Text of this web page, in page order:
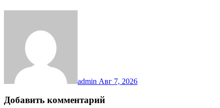
admin Авг 7, 2026
Добавить комментарий